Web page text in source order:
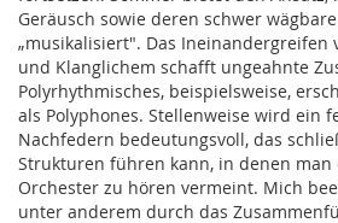
Geräusch sowie deren schwer
„musikalisiert". Das Ineinandergreifen
und Klanglichem schafft ungeahnte
Polyrhythmisches, beispielsweise,
als Polyphones. Stellenweise wird ein
Nachfedern bedeutungsvoll, das
Strukturen führen kann, in denen man
Orchester zu hören vermeint. Mich
unter anderem durch das